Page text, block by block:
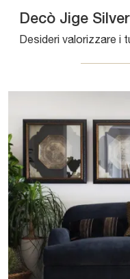
Decò Jige Silver